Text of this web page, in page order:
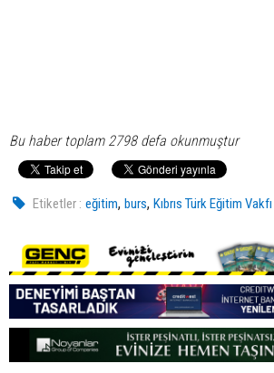
Bu haber toplam 2798 defa okunmuştur
Etiketler : eğitim,burs,Kıbrıs Türk Eğitim Vakfı